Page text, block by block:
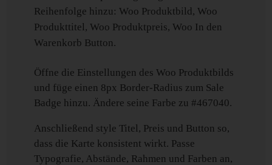
Reihenfolge hinzu: Woo Produktbild, Woo
Produkttitel, Woo Produktpreis, Woo In den
Warenkorb Button.
Öffne die Einstellungen des Woo Produktbilds
und füge einen 8px Border-Radius zum Sale
Badge hinzu. Ändere seine Farbe zu #467040.
Anschließend style Titel, Preis und Button so,
dass die Karte konsistent wirkt. Passe
Typografie, Abstände, Rahmen und Farben an,